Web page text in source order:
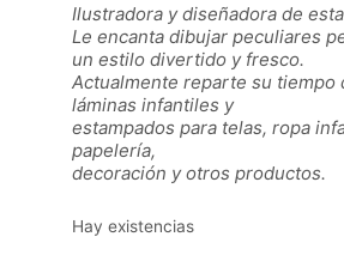
Ilustradora y diseñadora de
Le encanta dibujar peculiares
un estilo divertido y fresco.
Actualmente reparte su tiempo
láminas infantiles y
estampados para telas, ropa
papelería,
decoración y otros productos.
Hay existencias